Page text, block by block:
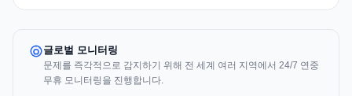
글로벌 모니터링
문제를 즉각적으로 감지하기 위해 전 세계 여러 지역에서 24/7 연중
무휴 모니터링을 진행합니다.